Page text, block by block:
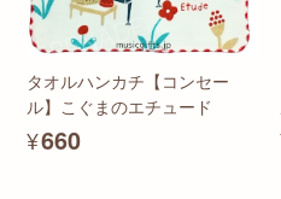
タオルハンカチ【コンセー
ル】こぐまのエチュード
¥660